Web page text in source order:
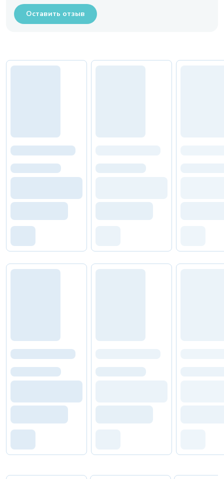
Оставить отзыв